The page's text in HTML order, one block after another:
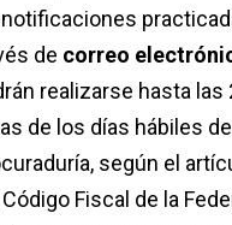
de correo
realizarse hasta las
de los días hábiles
según el
Fiscal de la